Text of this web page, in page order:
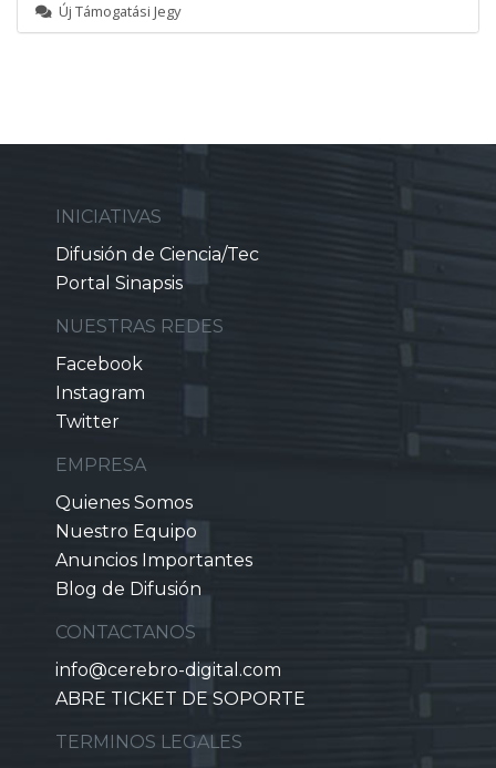
Új Támogatási Jegy
INICIATIVAS
Difusión de Ciencia/Tec
Portal Sinapsis
NUESTRAS REDES
Facebook
Instagram
Twitter
EMPRESA
Quienes Somos
Nuestro Equipo
Anuncios Importantes
Blog de Difusión
CONTACTANOS
info@cerebro-digital.com
ABRE TICKET DE SOPORTE
TERMINOS LEGALES